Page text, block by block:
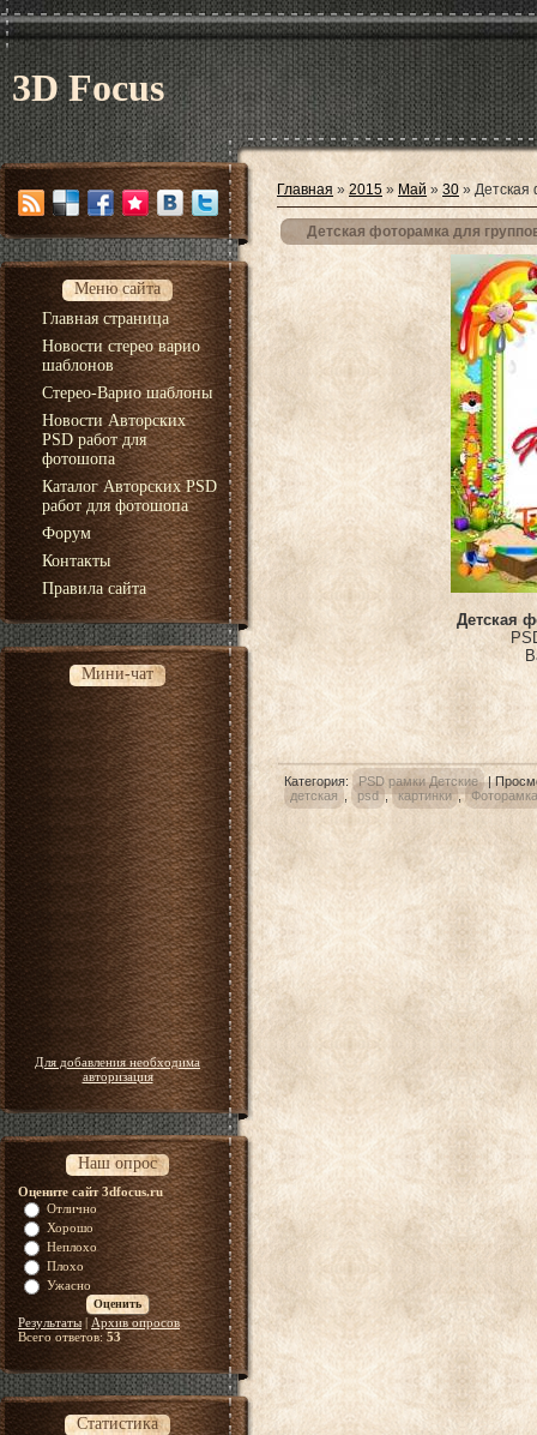
3D Focus
Меню сайта
Главная страница
Новости стерео варио
шаблонов
Стерео-Варио шаблоны
Новости Авторских
PSD работ для
фотошопа
Каталог Авторских PSD
работ для фотошопа
Форум
Контакты
Правила сайта
Мини-чат
Для добавления необходима
авторизация
Наш опрос
Оцените сайт 3dfocus.ru
Отлично
Хорошо
Неплохо
Плохо
Ужасно
Результаты| Архив опросов
Всего ответов:53
Статистика
Главная » 2015 » Май » 30 » Детская
Детская фоторамка для
Детская
Категория: PSD рамки Детские |
детская
psd , картинки , Фоторамка